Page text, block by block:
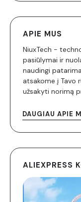
APIE MUS
NiuxTech -
pasiūlymai ir
naudingi
atsakome į Tavo
užsakyti norimą
DAUGIAU APIE
ALIEXPRESS